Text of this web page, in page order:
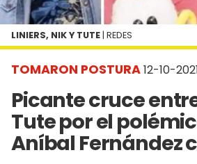
TOMARON POSTURA12-10-
Picante cruce
Tute por el
Aníbal Fernández
LINIERS, NIK Y TUTE | REDES